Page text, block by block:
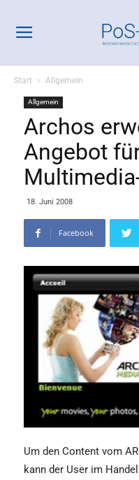
Start Allgemein
Allgemein
Archos
Angebot
18. Juni 2008
Facebook
Um den Content vom
kann der User im